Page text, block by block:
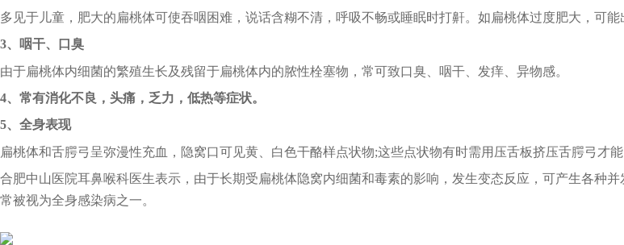
多见于儿童，肥大的扁桃体可使吞咽困难，说话含糊不清，呼吸不畅或睡眠时打鼾。如扁桃体过度肥大，可能
3、咽干、口臭
由于扁桃体内细菌的繁殖生长及残留于扁桃体内的脓性栓塞物，常可致口臭、咽干、发痒、异物感。
4、常有消化不良，头痛，乏力，低热等症状。
5、全身表现
扁桃体和舌腭弓呈弥漫性充血，隐窝口可见黄、白色干酪样点状物;这些点状物有时需用压舌板挤压舌腭弓才能
合肥中山医院耳鼻喉科医生表示，由于长期受扁桃体隐窝内细菌和毒素的影响，发生变态反应，可产生各种
常被视为全身感染病之一。